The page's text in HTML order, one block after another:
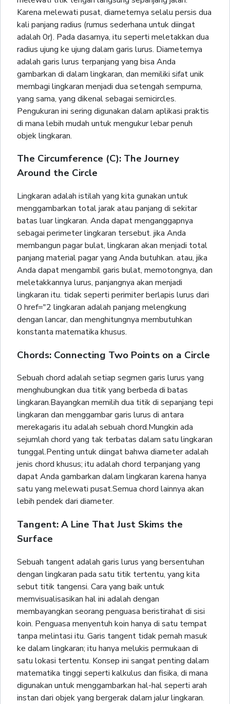
Karena melewati pusat, diameternya selalu persis dua
kali panjang radius (rumus sederhana untuk diingat
adalah 0r). Pada dasarnya, itu seperti meletakkan dua
radius ujung ke ujung dalam garis lurus. Diameternya
adalah garis lurus terpanjang yang bisa Anda
gambarkan di dalam lingkaran, dan memiliki sifat unik
membagi lingkaran menjadi dua setengah sempurna,
yang sama, yang dikenal sebagai semicircles.
Pengukuran ini sering digunakan dalam aplikasi praktis
di mana lebih mudah untuk mengukur lebar penuh
objek lingkaran.
The Circumference (C): The Journey
Around the Circle
Lingkaran adalah istilah yang kita gunakan untuk
menggambarkan total jarak atau panjang di sekitar
batas luar lingkaran. Anda dapat menganggapnya
sebagai perimeter lingkaran tersebut. jika Anda
membangun pagar bulat, lingkaran akan menjadi total
panjang material pagar yang Anda butuhkan. atau, jika
Anda dapat mengambil garis bulat, memotongnya, dan
meletakkannya lurus, panjangnya akan menjadi
lingkaran itu. tidak seperti perimiter berlapis lurus dari
0 href="2 lingkaran adalah panjang melengkung
dengan lancar, dan menghitungnya membutuhkan
konstanta matematika khusus.
Chords: Connecting Two Points on a Circle
Sebuah chord adalah setiap segmen garis lurus yang
menghubungkan dua titik yang berbeda di batas
lingkaran.Bayangkan memilih dua titik di sepanjang tepi
lingkaran dan menggambar garis lurus di antara
merekagaris itu adalah sebuah chord.Mungkin ada
sejumlah chord yang tak terbatas dalam satu lingkaran
tunggal.Penting untuk diingat bahwa diameter adalah
jenis chord khusus; itu adalah chord terpanjang yang
dapat Anda gambarkan dalam lingkaran karena hanya
satu yang melewati pusat.Semua chord lainnya akan
lebih pendek dari diameter.
Tangent: A Line That Just Skims the
Surface
Sebuah tangent adalah garis lurus yang bersentuhan
dengan lingkaran pada satu titik tertentu, yang kita
sebut titik tangensi. Cara yang baik untuk
memvisualisasikan hal ini adalah dengan
membayangkan seorang penguasa beristirahat di sisi
koin. Penguasa menyentuh koin hanya di satu tempat
tanpa melintasi itu. Garis tangent tidak pernah masuk
ke dalam lingkaran; itu hanya melukis permukaan di
satu lokasi tertentu. Konsep ini sangat penting dalam
matematika tinggi seperti kalkulus dan fisika, di mana
digunakan untuk menggambarkan hal-hal seperti arah
instan dari objek yang bergerak dalam jalur lingkaran.